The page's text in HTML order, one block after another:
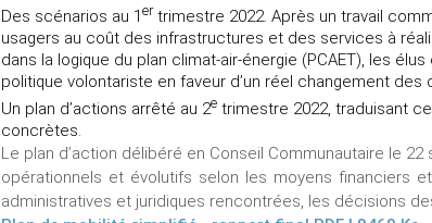
Des scénarios au 1 er trimestre 2022. Après un travail
usagers au coût des infrastructures et des services à
dans la logique du plan climat-air-énergie (PCAET), les
politique volontariste en faveur d’un réel changement
Un plan d’actions arrêté au 2e trimestre 2022, traduisant
concrètes.
Le plan d’action délibéré en Conseil Communautaire le
opérationnels et évolutifs selon les moyens financiers
administratives et juridiques rencontrées, les décisions